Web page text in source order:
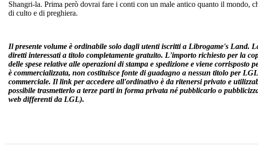
Shangri-la. Prima però dovrai fare i conti con un male antico quanto il mondo,
di culto e di preghiera.
Il presente volume è ordinabile solo dagli utenti iscritti a Librogame's Land.
diretti interessati a titolo completamente gratuito. L'importo richiesto per la
delle spese relative alle operazioni di stampa e spedizione e viene
è commercializzata, non costituisce fonte di guadagno a nessun titolo per
commerciale. Il link per accedere all'ordinativo è da ritenersi privato e
possibile trasmetterlo a terze parti in forma privata né pubblicarlo o
web differenti da LGL).